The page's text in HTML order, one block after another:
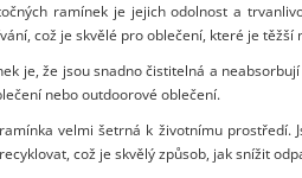
ramínek je jejich odolnost a
což je skvělé pro oblečení, které je těžší
je, že jsou snadno čistitelná a
nebo outdoorové oblečení.
velmi šetrná k životnímu prostředí.
což je skvělý způsob, jak snížit